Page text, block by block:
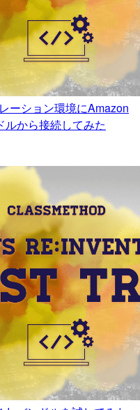
ーション環境にAmazon
から接続してみた